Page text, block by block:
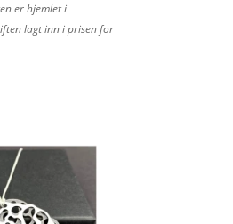
er hjemlet i
lagt inn i prisen for